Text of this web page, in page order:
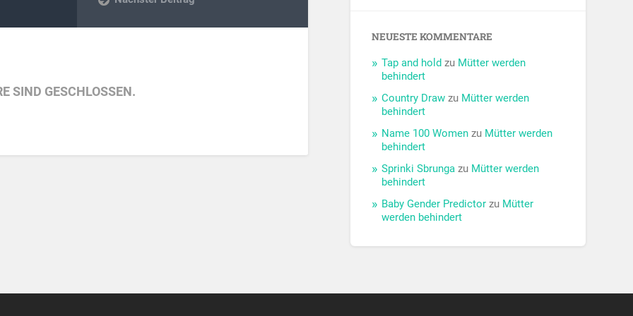
SIND GESCHLOSSEN.
NEUESTE KOMMENTARE
Tap and hold zu Mütter werden
behindert
Country Draw zu Mütter werden
behindert
Name 100 Women zu Mütter werden
behindert
Sprinki Sbrunga zu Mütter werden
behindert
Baby Gender Predictor zu Mütter
werden behindert